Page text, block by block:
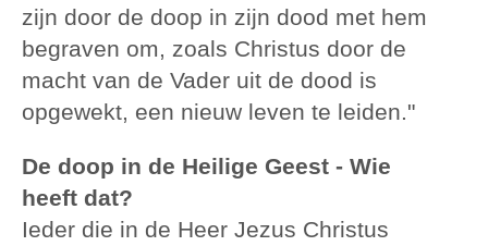
zijn door de doop in zijn dood met hem
begraven om, zoals Christus door de
macht van de Vader uit de dood is
opgewekt, een nieuw leven te leiden."
De doop in de Heilige Geest - Wie
heeft dat?
Ieder die in de Heer Jezus Christus